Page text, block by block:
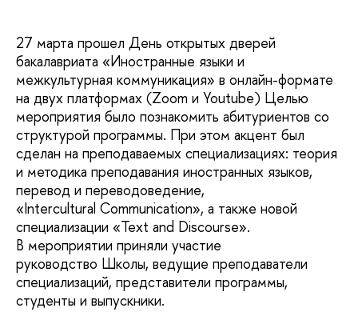
27 марта прошел День открытых дверей
бакалавриата «Иностранные языки и
межкультурная коммуникация» в онлайн-формате
на двух платформах (Zoom и Youtube) Целью
мероприятия было познакомить абитуриентов со
структурой программы. При этом акцент был
сделан на преподаваемых специализациях: теория
и методика преподавания иностранных языков,
перевод и переводоведение,
«Intercultural Communication», а также новой
специализации «Text and Discourse».
В мероприятии приняли участие
руководство Школы, ведущие преподаватели
специализаций, представители программы,
студенты и выпускники.